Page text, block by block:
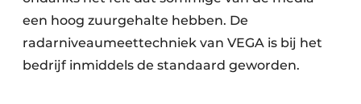
een hoog zuurgehalte hebben. De
radarniveaumeettechniek van VEGA is bij het
bedrijf inmiddels de standaard geworden.